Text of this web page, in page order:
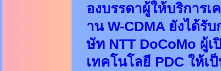
องบรรดาผู้ให้บริการ
าน W-CDMA ยังได้รั
ษัท NTT DoCoMo ผู้
เทคโนโลยี PDC ให้เ